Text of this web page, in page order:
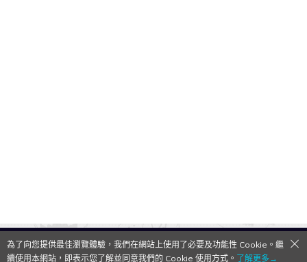
QooApp Limited © 2026
為了向您提供最佳瀏覽體驗，我們在網站上使用了必要及功能性 Cookie。繼
續使用本網站，即表示您了解並同意我們的 Cookie 使用方式。 了解更多→